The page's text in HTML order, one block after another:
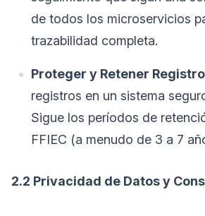
de todos los microservicios
trazabilidad completa.
Proteger y Retener
registros en un sistema
Sigue los períodos de
FFIEC (a menudo de 3 a 7
2.2 Privacidad de Datos y